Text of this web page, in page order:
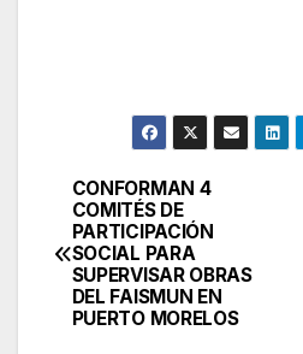
Post
navigation
CONFORMAN 4
COMITÉS DE
PARTICIPACIÓN
SOCIAL PARA
SUPERVISAR OBRAS
DEL FAISMUN EN
PUERTO MORELOS